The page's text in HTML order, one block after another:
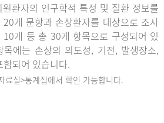
환자의 인구학적 특성 및 질환 정보를
개 문항과 손상환자를 대상으로 조사
10개 등 총 30개 항목으로 구성되어 있
목에는 손상의 의도성, 기전, 발생장소,
되어 있습니다.
료실>통계집에서 확인 가능합니다.